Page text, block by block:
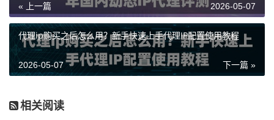
在选择并注册天启代理服务后，你会在用户中心找到关键的
接入信息，这是配置的基石。主要信息包括：
代理服务器地址（IP/域名）：代理服务器的网络位置。
端口号 ：代理服务提供的连接端口。
P白名单
便捷，只需将你的服务器公网IP添加到白名单，连接时
« 上一篇 2026-05-07
代理ip购买之后怎么用？新手快速上手代理IP配置使用教程
下一篇 »
2026-05-07
相关阅读